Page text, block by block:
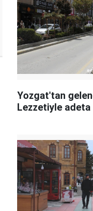
Yozgat'tan
Lezzetiyle